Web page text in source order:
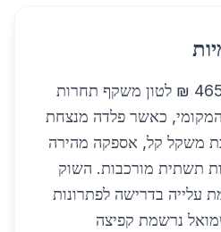
המחיר הממוצע של 4650 ₪ לטון משקף תחרות
המקומי, כאשר פלדה מנצחת
משקל קל, אספקה מהירה
תשתית מורכבות. השוק
עלייה בדרישה לפתרונות
נרשמת קפיצה